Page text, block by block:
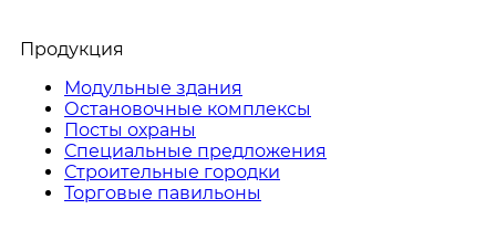
Продукция
Модульные здания
Остановочные комплексы
Посты охраны
Специальные предложения
Строительные городки
Торговые павильоны